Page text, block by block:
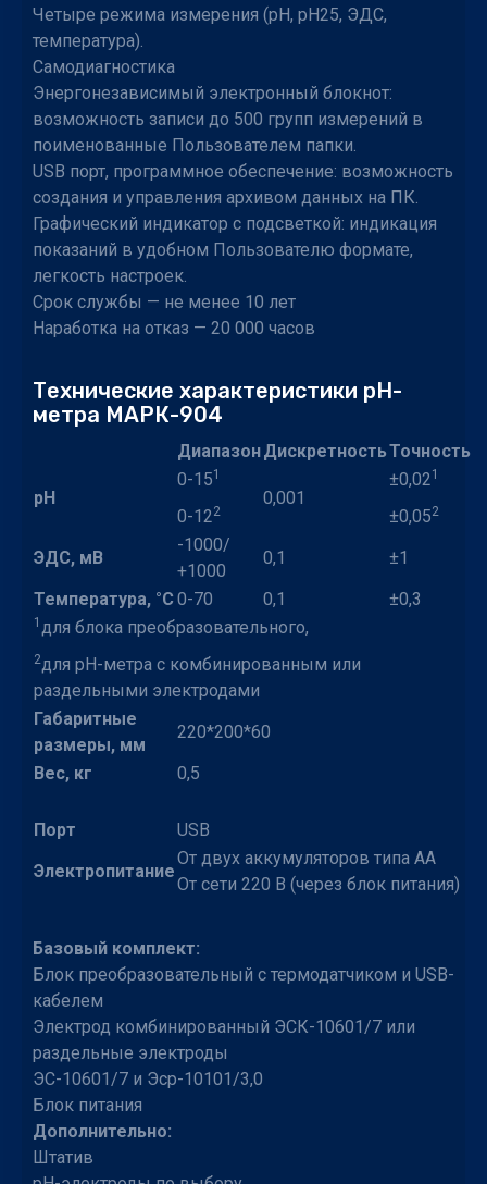
Четыре режима измерения (pH, рН25, ЭДС,
температура).
Самодиагностика
Энергонезависимый электронный блокнот:
возможность записи до 500 групп измерений в
поименованные Пользователем папки.
USB порт, программное обеспечение: возможность
создания и управления архивом данных на ПК.
Графический индикатор с подсветкой: индикация
показаний в удобном Пользователю формате,
легкость настроек.
Срок службы — не менее 10 лет
Наработка на отказ — 20 000 часов
Технические характеристики рН-
метра МАРК-904
ДиапазонДискретностьТочность
pH
0-151
0-122
0,001
±0,021
±0,052
ЭДС, мВ
-1000/
+1000
0,1
±1
Температура, °C0-70 0,1 ±0,3
1 для блока преобразовательного,
2для pH-метра с комбинированным или
раздельными электродами
Габаритные
размеры, мм
220*200*60
Вес, кг
0,5
Порт
USB
Электропитание
От двух аккумуляторов типа АА
От сети 220 В (через блок питания)
Базовый комплект:
Блок преобразовательный с термодатчиком и USB-
кабелем
Электрод комбинированный ЭСК-10601/7 или
раздельные электроды
ЭС-10601/7 и Эср-10101/3,0
Блок питания
Дополнительно:
Штатив